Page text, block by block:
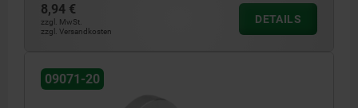
8,94 €
zzgl. MwSt.
zzgl. Versandkosten
DETAILS
09071-20